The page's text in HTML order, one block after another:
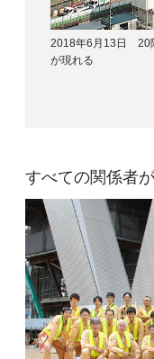
2018年6月13日 20
が現れる
すべての関係者